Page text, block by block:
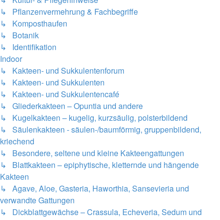
↳ Pflanzenvermehrung & Fachbegriffe
↳ Komposthaufen
↳ Botanik
↳ Identifikation
Indoor
↳ Kakteen- und Sukkulentenforum
↳ Kakteen- und Sukkulenten
↳ Kakteen- und Sukkulentencafé
↳ Gliederkakteen – Opuntia und andere
↳ Kugelkakteen – kugelig, kurzsäulig, polsterbildend
↳ Säulenkakteen - säulen-/baumförmig, gruppenbildend,
kriechend
↳ Besondere, seltene und kleine Kakteengattungen
↳ Blattkakteen – epiphytische, kletternde und hängende
Kakteen
↳ Agave, Aloe, Gasteria, Haworthia, Sansevieria und
verwandte Gattungen
↳ Dickblattgewächse – Crassula, Echeveria, Sedum und